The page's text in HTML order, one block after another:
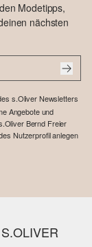
Modetipps,
nächsten
s.Oliver Newsletters
Angebote und
Bernd Freier
Nutzerprofil anlegen